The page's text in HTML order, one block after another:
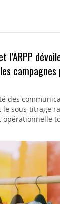
l’ARPP
des
sous-titrage